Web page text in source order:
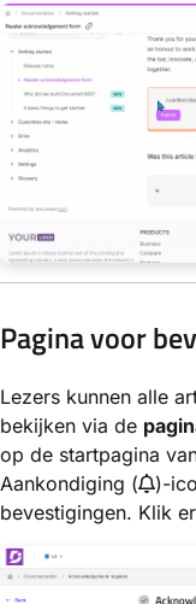
Pagina voor
Lezers kunnen alle
bekijken via de
op de startpagina
Aankondiging (
)-
bevestigingen. Klik